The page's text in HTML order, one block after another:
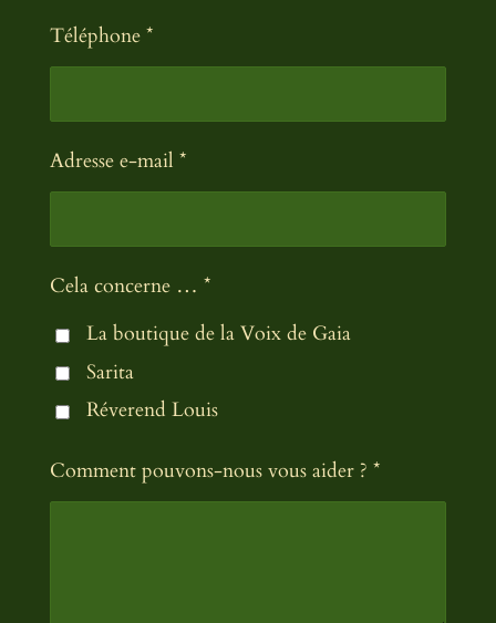
Téléphone *
Adresse e-mail *
Cela concerne … *
La boutique de la Voix de Gaia
Sarita
Réverend Louis
Comment pouvons-nous vous aider ? *